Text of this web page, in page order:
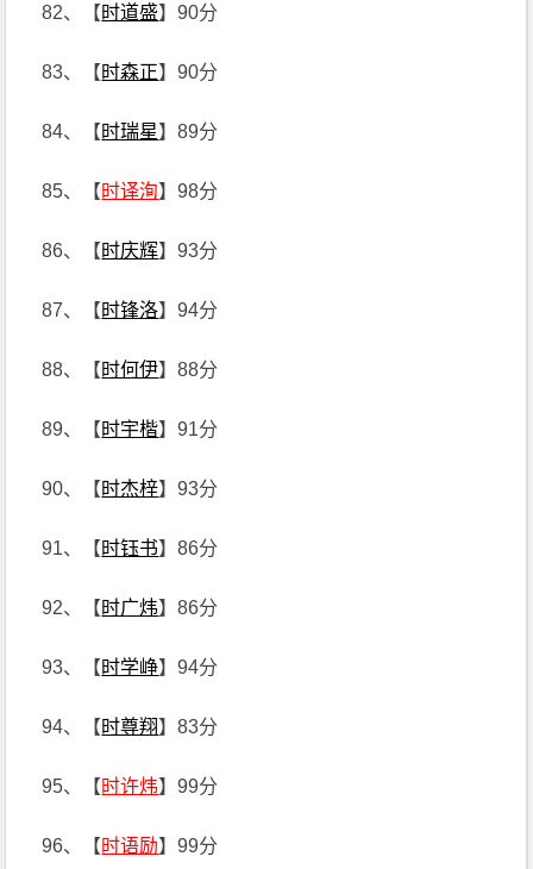
82、【时道盛】90分
83、【时森正】90分
84、【时瑞星】89分
85、【时译洵】98分
86、【时庆辉】93分
87、【时锋洛】94分
88、【时何伊】88分
89、【时宇楷】91分
90、【时杰梓】93分
91、【时钰书】86分
92、【时广炜】86分
93、【时学峥】94分
94、【时尊翔】83分
95、【时许炜】99分
96、【时语励】99分